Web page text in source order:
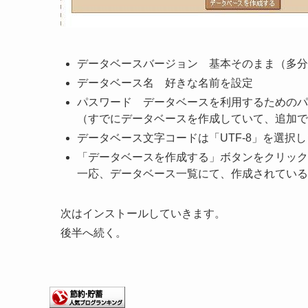
データベースバージョン 基本そのまま（多分
データベース名 好きな名前を設定
パスワード データベースを利用するためのパ
（すでにデータベースを作成していて、追加
データベース文字コードは「UTF-8」を選択し
「データベースを作成する」ボタンをクリッ
一応、データベース一覧にて、作成されてい
次はインストールしていきます。
後半へ続く。